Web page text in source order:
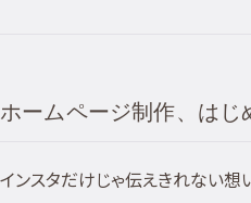
ホームページ制作、はじ
インスタだけじゃ伝えきれない想